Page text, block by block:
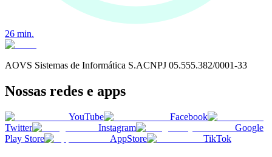
26 min.
AOVS Sistemas de Informática S.ACNPJ 05.555.382/0001-33
Nossas redes e apps
YouTube
Facebook
Twitter
Instagram
Google
Play Store
AppStore TikTok